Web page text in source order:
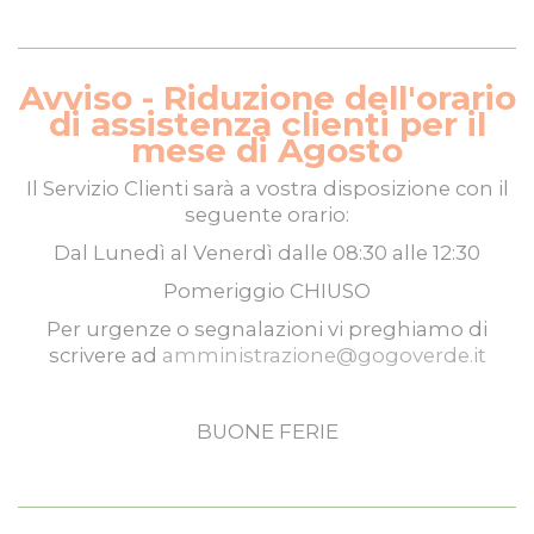
Avviso - Riduzione dell'orario
di assistenza clienti per il
mese di Agosto
Il Servizio Clienti sarà a vostra disposizione con il
seguente orario:
Dal Lunedì al Venerdì dalle 08:30 alle 12:30
Pomeriggio CHIUSO
Per urgenze o segnalazioni vi preghiamo di
scrivere ad amministrazione@gogoverde.it
BUONE FERIE